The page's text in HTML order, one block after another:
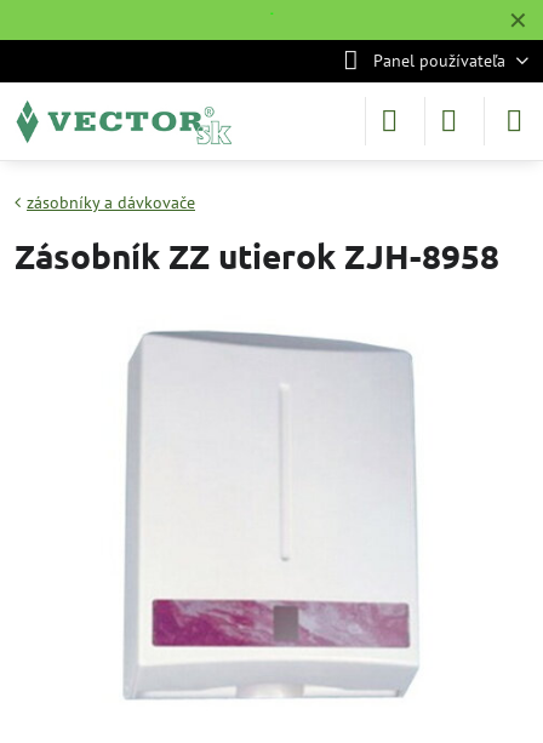
✕
˙
Panel používateľa
zásobníky a dávkovače
Zásobník ZZ utierok ZJH-8958